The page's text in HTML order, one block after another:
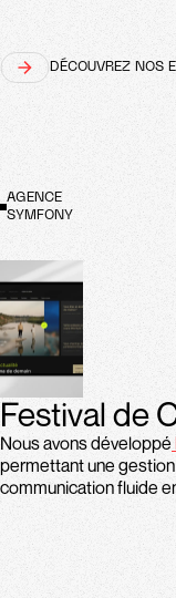
DÉCOUVREZ NOS
AGENCE
SYMFONY
Festival de
Nous avons développé
permettant une
communication fluide